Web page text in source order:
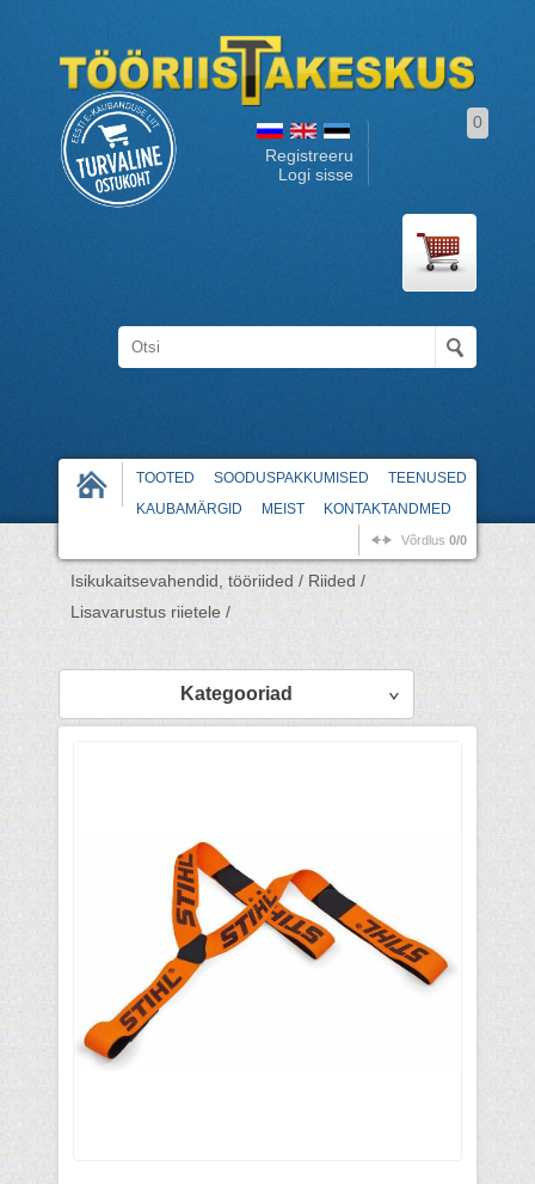
Registreeru
Logi sisse
0
TOOTED SOODUSPAKKUMISED
TEENUSED
KAUBAMÄRGID
MEIST KONTAKTANDMED
Võrdlus 0/0
Isikukaitsevahendid, tööriided / Riided /
Lisavarustus riietele /
Kategooriad